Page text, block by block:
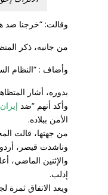
وقالت: “خرجنا ضد
من جانبه، ذكر
وأضاف : “النظام
بدوره، أشار
وأكد أنهم “ضد
الأمن ببلاده.
من جهتها، قالت
وناشدت قيصر،
والإثنين الماضي،
إدلب.